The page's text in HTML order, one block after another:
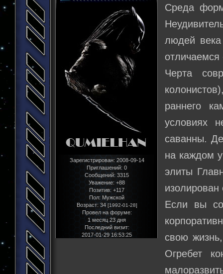
Зарегистрирован: 2008-09-14
Приглашений: 0
Сообщений: 3315
Уважение: +88
Позитив: +117
Пол: Мужской
Возраст: 34 [1992-01-28]
Провел на форуме:
1 месяц 23 дня
Последний визит:
2017-01-29 16:53:25
Среда
людей
Черта
раннего
условиях
саванны.
на каждом
элиты
изолирован
Если вы
свою
Огребет